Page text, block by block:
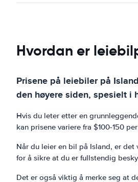
Hvordan er
Prisene på leiebiler på
den høyere siden, spesielt i
Hvis du leter etter en
kan prisene variere fra $100-150
Når du leier en bil på Island, er
for å sikre at du er fullstendig
Det er også viktig å merke seg at